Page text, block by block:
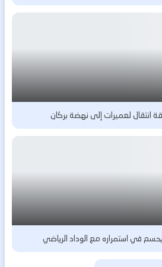
انتقال لعميرات إلى نهضة بركان
في استمراره مع الوداد الرياضي